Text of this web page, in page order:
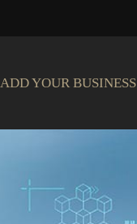
ADD YOUR BUSINESS